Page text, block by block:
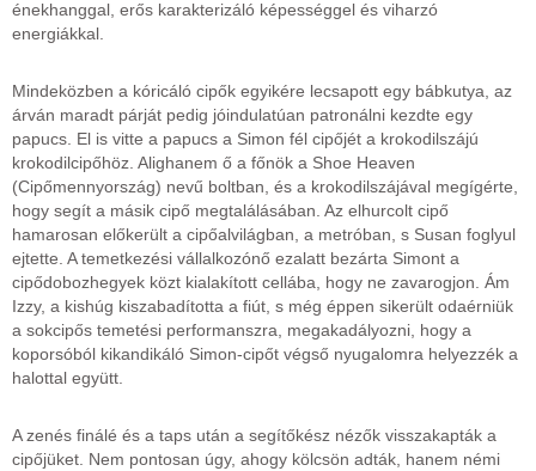
énekhanggal, erős karakterizáló képességgel és viharzó
energiákkal.
Mindeközben a kóricáló cipők egyikére lecsapott egy bábkutya, az
árván maradt párját pedig jóindulatúan patronálni kezdte egy
papucs. El is vitte a papucs a Simon fél cipőjét a krokodilszájú
krokodilcipőhöz. Alighanem ő a főnök a Shoe Heaven
(Cipőmennyország) nevű boltban, és a krokodilszájával megígérte,
hogy segít a másik cipő megtalálásában. Az elhurcolt cipő
hamarosan előkerült a cipőalvilágban, a metróban, s Susan foglyul
ejtette. A temetkezési vállalkozónő ezalatt bezárta Simont a
cipődobozhegyek közt kialakított cellába, hogy ne zavarogjon. Ám
Izzy, a kishúg kiszabadította a fiút, s még éppen sikerült odaérniük
a sokcipős temetési performanszra, megakadályozni, hogy a
koporsóból kikandikáló Simon-cipőt végső nyugalomra helyezzék a
halottal együtt.
A zenés finálé és a taps után a segítőkész nézők visszakapták a
cipőjüket. Nem pontosan úgy, ahogy kölcsön adták, hanem némi